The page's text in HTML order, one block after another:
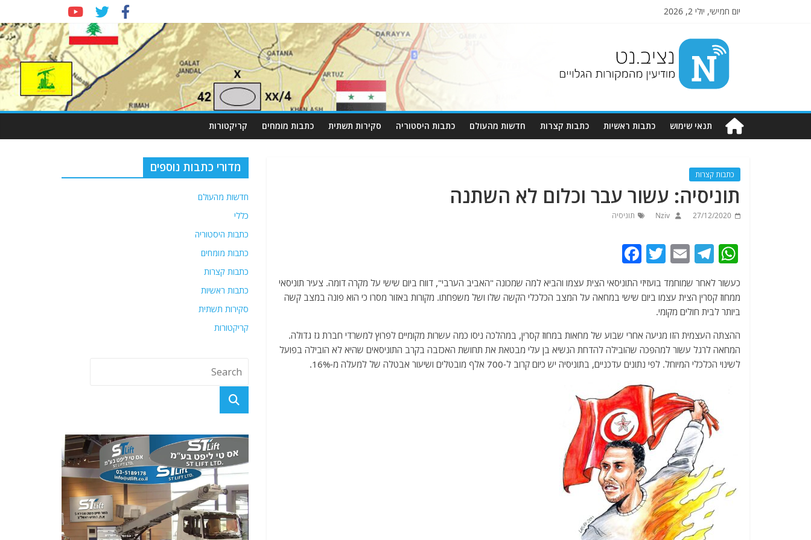
יום חמישי, יולי 2, 2026
Nziv.net
מודיעין
מהמקורות
תנאי שימוש כתבות ראשיות כתבות קצרות חדשות מהעולם כתבות היסטוריה סקירות תשתית כתבות מומחים קריקטורות
כתבות קצרות
תוניסיה: עשור עבר וכלום לא השתנה
27/12/2020
Nziv תוניסיה
W
h
at
s
A
p
p
T
e
g
ra
m
E
ai
l
T
itt
c
b
o
o
k
כעשור לאחר שמוחמד בועזיזי התוניסאי הצית עצמו והביא למה שמכונה "האביב הערבי", דווח ביום שישי על מקרה דומה. צעיר תוניסאי
ממחוז קסרין הצית עצמו ביום שישי במחאה על המצב הכלכלי הקשה שלו ושל משפחתו. מקורות באזור מסרו כי הוא פונה במצב קשה
ביותר לבית חולים מקומי.
ההצתה העצמית הזו מגיעה אחרי שבוע של מחאות במחוז קסרין, במהלכה ניסו כמה עשרות מקומיים לפרוץ למשרדי חברת גז גדולה.
המחאה לרגל עשור למהפכה שהובילה להדחת הנשיא בן עלי מבטאת את תחושת האכזבה בקרב התוניסאים שהיא לא הובילה בפועל
לשינוי הכלכלי המיוחל. לפי נתונים עדכניים, בתוניסיה יש כיום קרוב ל-700 אלף מובטלים ושיעור אבטלה של למעלה מ-16%.
מדורי כתבות נוספים
חדשות מהעולם
כללי
כתבות היסטוריה
כתבות מומחים
כתבות קצרות
כתבות ראשיות
סקירות תשתית
קריקטורות